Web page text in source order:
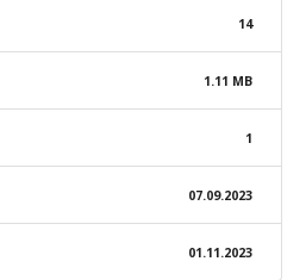
14
1.11 MB
1
07.09.2023
01.11.2023